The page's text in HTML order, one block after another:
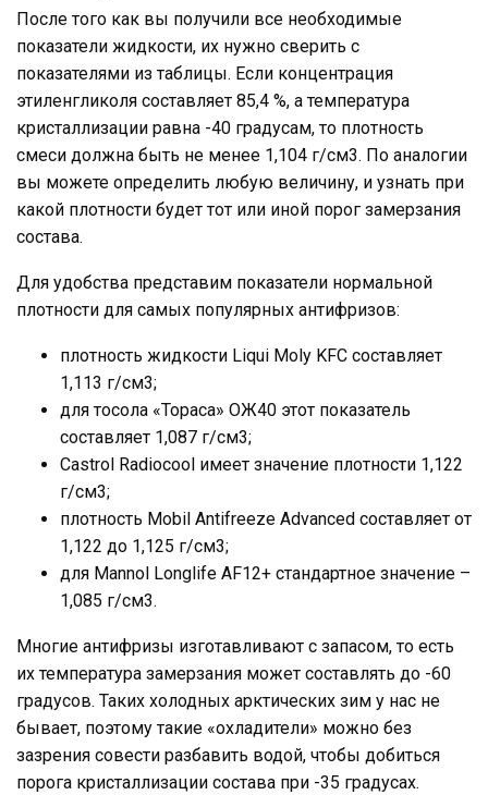
После того как вы получили все необходимые
показатели жидкости, их нужно сверить с
показателями из таблицы. Если концентрация
этиленгликоля составляет 85,4 %, а температура
кристаллизации равна -40 градусам, то плотность
смеси должна быть не менее 1,104 г/см3. По аналогии
вы можете определить любую величину, и узнать при
какой плотности будет тот или иной порог замерзания
состава.
Для удобства представим показатели нормальной
плотности для самых популярных антифризов:
плотность жидкости Liqui Moly KFC составляет
1,113 г/см3;
для тосола «Тораса» ОЖ40 этот показатель
составляет 1,087 г/см3;
Castrol Radiocool имеет значение плотности 1,122
г/см3;
плотность Mobil Antifreeze Advanced составляет от
1,122 до 1,125 г/см3;
для Mannol Longlife AF12+ стандартное значение –
1,085 г/см3.
Многие антифризы изготавливают с запасом, то есть
их температура замерзания может составлять до -60
градусов. Таких холодных арктических зим у нас не
бывает, поэтому такие «охладители» можно без
зазрения совести разбавить водой, чтобы добиться
порога кристаллизации состава при -35 градусах.